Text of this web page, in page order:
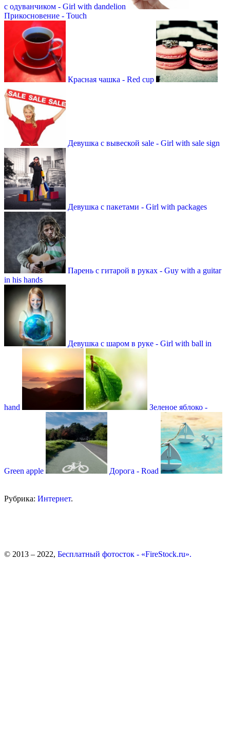
с одуванчиком - Girl with dandelion
Прикосновение - Touch
Красная чашка - Red cup
Девушка с вывеской sale - Girl with sale sign
Девушка с пакетами - Girl with packages
Парень с гитарой в руках - Guy with a guitar
in his hands
Девушка с шаром в руке - Girl with ball in
hand Зеленое яблоко -
Green apple Дорога - Road
Рубрика: Интернет.
© 2013 – 2022, Бесплатный фотосток - «FireStock.ru».